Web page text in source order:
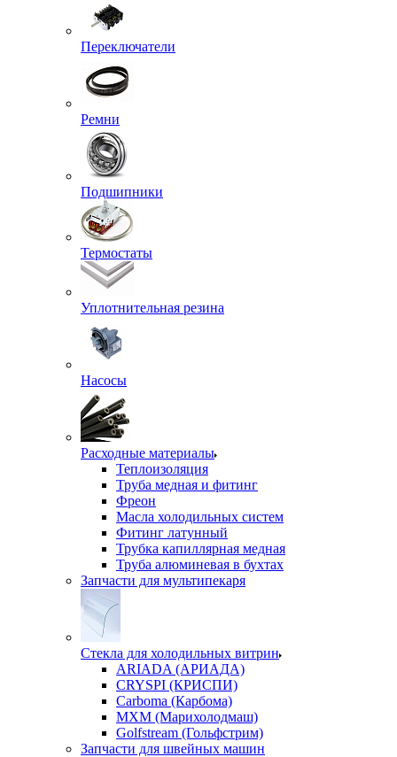
Переключатели
Ремни
Подшипники
Термостаты
Уплотнительная резина
Насосы
Расходные материалы
Теплоизоляция
Труба медная и фитинг
Фреон
Масла холодильных систем
Фитинг латунный
Трубка капиллярная медная
Труба алюминевая в бухтах
Запчасти для мультипекаря
Стекла для холодильных витрин
ARIADA (АРИАДА)
CRYSPI (КРИСПИ)
Carboma (Карбома)
MXM (Марихолодмаш)
Golfstream (Гольфстрим)
Запчасти для швейных машин